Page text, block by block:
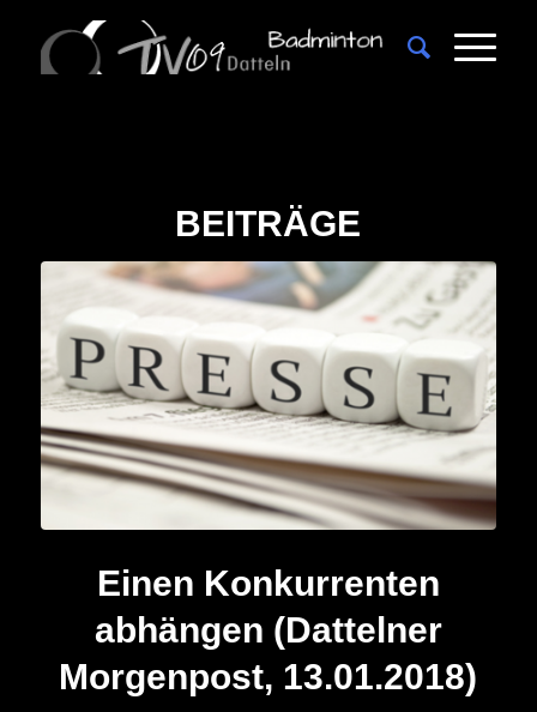
BEITRÄGE
Einen Konkurrenten
abhängen (Dattelner
Morgenpost, 13.01.2018)